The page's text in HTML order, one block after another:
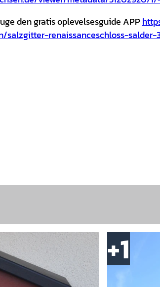
den gratis oplevelsesguide APP
salzgitter-renaissanceschloss-salder-